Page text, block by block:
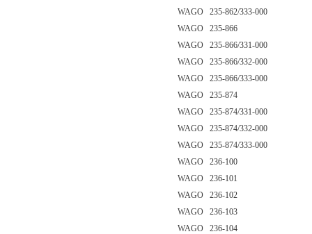
WAGO 235-862/333-000
WAGO 235-866
WAGO 235-866/331-000
WAGO 235-866/332-000
WAGO 235-866/333-000
WAGO 235-874
WAGO 235-874/331-000
WAGO 235-874/332-000
WAGO 235-874/333-000
WAGO 236-100
WAGO 236-101
WAGO 236-102
WAGO 236-103
WAGO 236-104